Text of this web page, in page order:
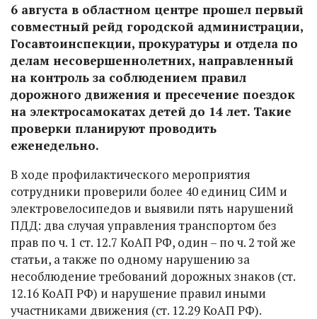
6 августа в областном центре прошел первый
совместный рейд городской администрации,
Госавтоинспекции, прокуратуры и отдела по
делам несовершеннолетних, направленный
на контроль за соблюдением правил
дорожного движения и пресечение поездок
на электросамокатах детей до 14 лет. Такие
проверки планируют проводить
еженедельно.
В ходе профилактического мероприятия
сотрудники проверили более 40 единиц СИМ и
электровелосипедов и выявили пять нарушений
ПДД: два случая управления транспортом без
прав по ч. 1 ст. 12.7 КоАП РФ, один – по ч. 2 той же
статьи, а также по одному нарушению за
несоблюдение требований дорожных знаков (ст.
12.16 КоАП РФ) и нарушение правил иными
участниками движения (ст. 12.29 КоАП РФ).